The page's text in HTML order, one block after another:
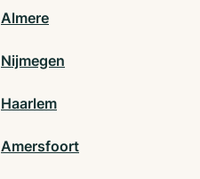
Almere
Nijmegen
Haarlem
Amersfoort